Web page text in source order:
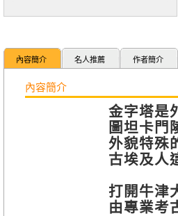
內容簡介 名人推薦 作者簡介
內容簡介
金字塔是
圖坦卡門
外貌特殊
古埃及人
打開牛津
由專業考